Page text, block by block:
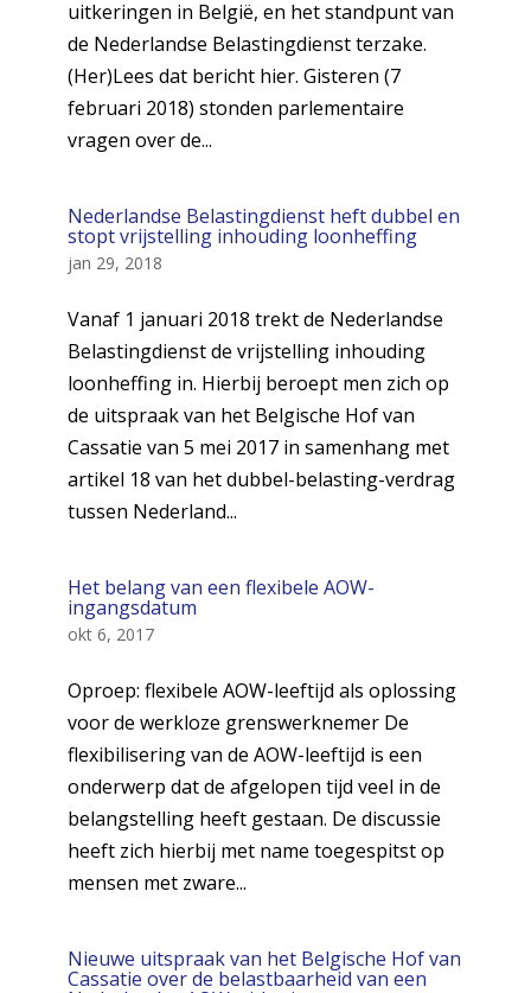
uitkeringen in België, en het standpunt van
de Nederlandse Belastingdienst terzake.
(Her)Lees dat bericht hier. Gisteren (7
februari 2018) stonden parlementaire
vragen over de...
Nederlandse Belastingdienst heft dubbel en
stopt vrijstelling inhouding loonheffing
jan 29, 2018
Vanaf 1 januari 2018 trekt de Nederlandse
Belastingdienst de vrijstelling inhouding
loonheffing in. Hierbij beroept men zich op
de uitspraak van het Belgische Hof van
Cassatie van 5 mei 2017 in samenhang met
artikel 18 van het dubbel-belasting-verdrag
tussen Nederland...
Het belang van een flexibele AOW-
ingangsdatum
okt 6, 2017
Oproep: flexibele AOW-leeftijd als oplossing
voor de werkloze grenswerknemer De
flexibilisering van de AOW-leeftijd is een
onderwerp dat de afgelopen tijd veel in de
belangstelling heeft gestaan. De discussie
heeft zich hierbij met name toegespitst op
mensen met zware...
Nieuwe uitspraak van het Belgische Hof van
Cassatie over de belastbaarheid van een